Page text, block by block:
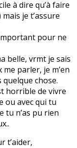
à dire qu’à faire
je t’assure
pour ne
belle, vrmt je sais
parler, je m’en
quelque chose.
horrible de vivre
ou avec qui tu
tu n’as pu rien
t’aider,